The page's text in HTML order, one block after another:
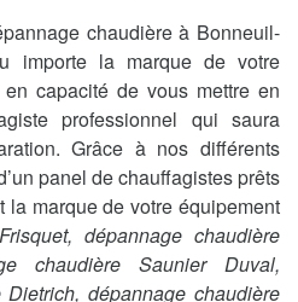
chaudière à Bonneuil-
importe la marque de votre
capacité de vous mettre en
professionnel qui saura
Grâce à nos différents
panel de chauffagistes prêts
marque de votre équipement
dépannage chaudière
chaudière Saunier Duval,
dépannage chaudière